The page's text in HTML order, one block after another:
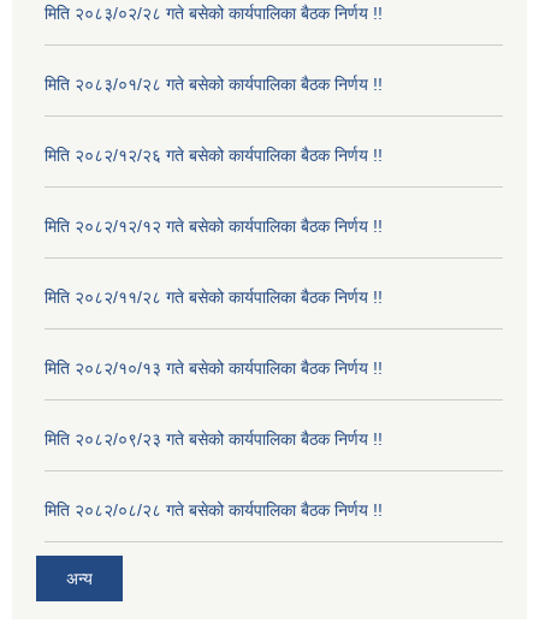
मिति २०८३/०२/२८ गते बसेको कार्यपालिका बैठक निर्णय !!
मिति २०८३/०१/२८ गते बसेको कार्यपालिका बैठक निर्णय !!
मिति २०८२/१२/२६ गते बसेको कार्यपालिका बैठक निर्णय !!
मिति २०८२/१२/१२ गते बसेको कार्यपालिका बैठक निर्णय !!
मिति २०८२/११/२८ गते बसेको कार्यपालिका बैठक निर्णय !!
मिति २०८२/१०/१३ गते बसेको कार्यपालिका बैठक निर्णय !!
मिति २०८२/०९/२३ गते बसेको कार्यपालिका बैठक निर्णय !!
मिति २०८२/०८/२८ गते बसेको कार्यपालिका बैठक निर्णय !!
अन्य